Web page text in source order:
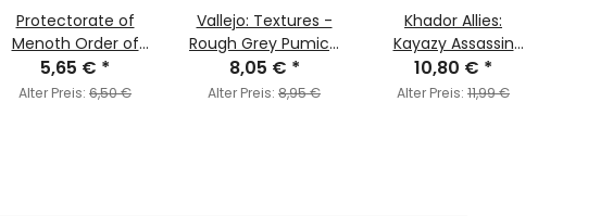
Protectorate of
Menoth Order of
the Wall Paladin
5,65 € *
Alter Preis: 6,50 €
Vallejo: Textures -
Rough Grey Pumice
(200ml)
8,05 € *
Alter Preis: 8,95 €
Khador Allies:
Kayazy Assassin
Underboss
10,80 € *
Alter Preis: 11,99 €